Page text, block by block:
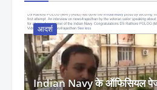
आदर्श
Indian Navy के ऑफिसियल